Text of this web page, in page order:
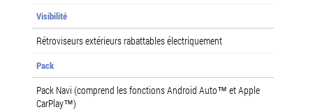
Visibilité
Rétroviseurs extérieurs rabattables électriquement
Pack
Pack Navi (comprend les fonctions Android Auto™ et Apple
CarPlay™)